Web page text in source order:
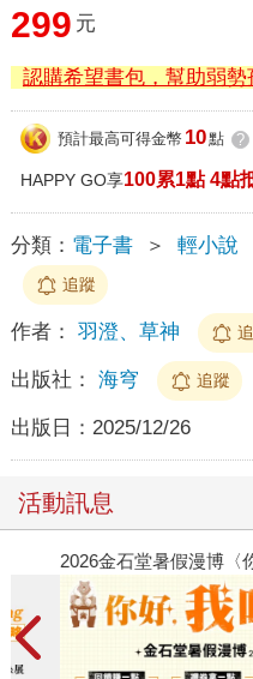
299 元
認購希望書包，幫助弱勢
預計最高可得金幣 10點 ?
HAPPY GO享100累1點 4點
分類： 電子書 ＞ 輕小說
追蹤
作者： 羽澄、草神
出版社： 海穹 追蹤
出版日： 2025/12/26
活動訊息
2026金石堂暑假漫博〈你